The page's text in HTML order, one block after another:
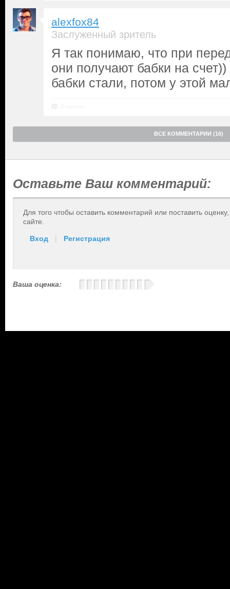
alexfox84
Заслуженный зритель
Я так понимаю, что при
они получают бабки на
бабки стали, потом у этой
ВСЕ КОММЕНТАРИИ (16)
Оставьте Ваш комментарий:
Для того чтобы оставить комментарий или поставить
сайте.
Вход | Регистрация
Ваша оценка: